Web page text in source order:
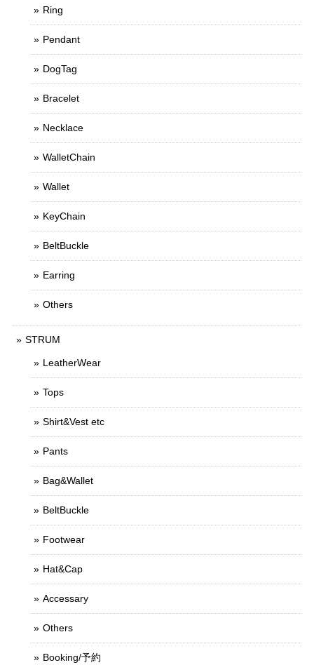
Ring
Pendant
DogTag
Bracelet
Necklace
WalletChain
Wallet
KeyChain
BeltBuckle
Earring
Others
STRUM
LeatherWear
Tops
Shirt&Vest etc
Pants
Bag&Wallet
BeltBuckle
Footwear
Hat&Cap
Accessary
Others
Booking/予約